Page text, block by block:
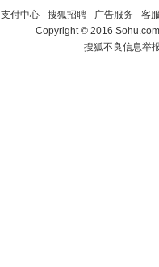
支付中心 - 搜狐招聘 - 广告服务 - 客
Copyright©2016
搜狐不良信息举